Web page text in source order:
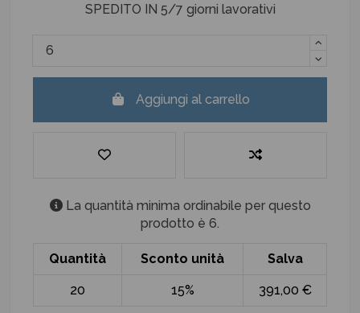
SPEDITO IN 5/7 giorni lavorativi
Aggiungi al carrello
La quantità minima ordinabile per questo
prodotto è 6.
Quantità Sconto unità Salva
20 15% 391,00 €